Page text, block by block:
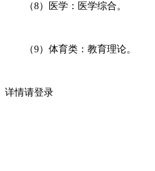
（8）医学：医学综合。
（9）体育类：教育理论。
详情请登录